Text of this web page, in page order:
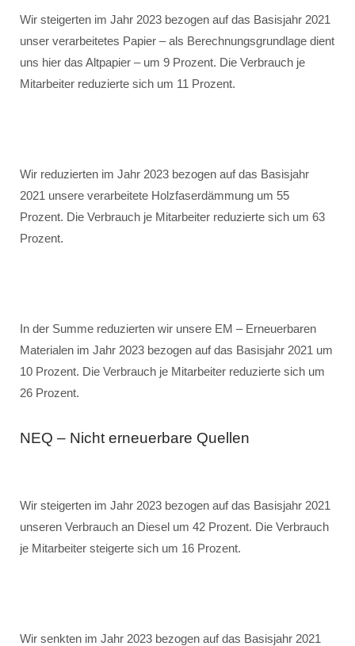
Wir steigerten im Jahr 2023 bezogen auf das Basisjahr 2021
unser verarbeitetes Papier – als Berechnungsgrundlage dient
uns hier das Altpapier – um 9 Prozent. Die Verbrauch je
Mitarbeiter reduzierte sich um 11 Prozent.
Wir reduzierten im Jahr 2023 bezogen auf das Basisjahr
2021 unsere verarbeitete Holzfaserdämmung um 55
Prozent. Die Verbrauch je Mitarbeiter reduzierte sich um 63
Prozent.
In der Summe reduzierten wir unsere EM – Erneuerbaren
Materialen im Jahr 2023 bezogen auf das Basisjahr 2021 um
10 Prozent. Die Verbrauch je Mitarbeiter reduzierte sich um
26 Prozent.
NEQ – Nicht erneuerbare Quellen
Wir steigerten im Jahr 2023 bezogen auf das Basisjahr 2021
unseren Verbrauch an Diesel um 42 Prozent. Die Verbrauch
je Mitarbeiter steigerte sich um 16 Prozent.
Wir senkten im Jahr 2023 bezogen auf das Basisjahr 2021